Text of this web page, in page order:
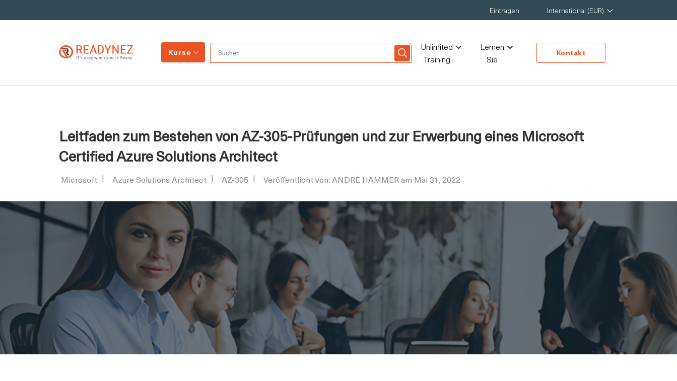
Eintragen International (EUR)
Kurse
Unlimited
Training
Lernen
Sie
Kontakt
Leitfaden zum Bestehen von AZ-305-Prüfungen und zur Erwerbung eines Microsoft
Certified Azure Solutions Architect
Microsoft Azure Solutions Architect AZ-305 Veröffentlicht von: ANDRÉ HAMMER am Mai 31, 2022